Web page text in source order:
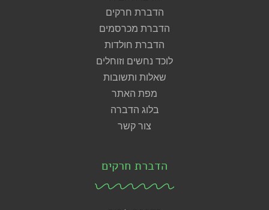
הדברת חרקים
הדברת מכרסמים
הדברת חולדות
לוכד נחשים וזוחלים
שאלות ותשובות
מפת האתר
בלוג הדברה
צור קשר
הדברת חרקים